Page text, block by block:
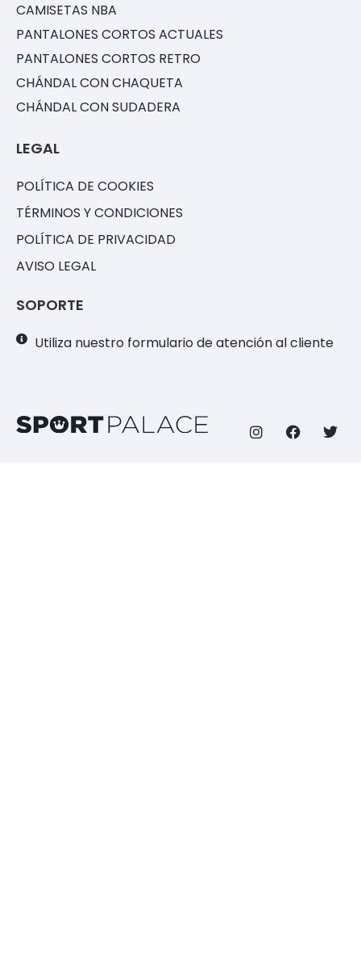
CAMISETAS NBA
PANTALONES CORTOS ACTUALES
PANTALONES CORTOS RETRO
CHÁNDAL CON CHAQUETA
CHÁNDAL CON SUDADERA
LEGAL
POLÍTICA DE COOKIES
TÉRMINOS Y CONDICIONES
POLÍTICA DE PRIVACIDAD
AVISO LEGAL
SOPORTE
Utiliza nuestro formulario de atención al cliente